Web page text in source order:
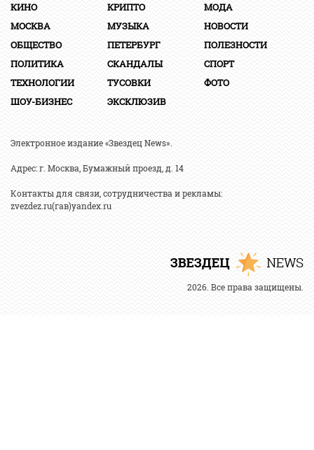
КИНО
КРИПТО
МОДА
МОСКВА
МУЗЫКА
НОВОСТИ
ОБЩЕСТВО
ПЕТЕРБУРГ
ПОЛЕЗНОСТИ
ПОЛИТИКА
СКАНДАЛЫ
СПОРТ
ТЕХНОЛОГИИ
ТУСОВКИ
ФОТО
ШОУ-БИЗНЕС
ЭКСКЛЮЗИВ
Электронное издание «Звездец News».
Адрес: г. Москва, Бумажный проезд, д. 14
Контакты для связи, сотрудничества и рекламы:
zvezdez.ru(гав)yandex.ru
2026. Все права защищены.